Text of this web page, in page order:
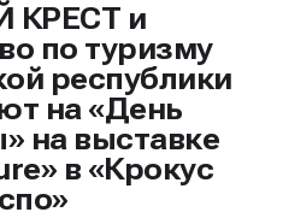
и
по туризму
республики
на «День
на выставке
в «Крокус